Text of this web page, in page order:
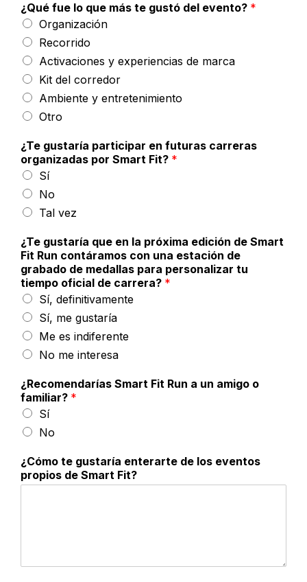
¿Qué fue lo que más te gustó del evento? *
Organización
Recorrido
Activaciones y experiencias de marca
Kit del corredor
Ambiente y entretenimiento
Otro
¿Te gustaría participar en futuras carreras
organizadas por Smart Fit? *
Sí
No
Tal vez
¿Te gustaría que en la próxima edición de Smart
Fit Run contáramos con una estación de
grabado de medallas para personalizar tu
tiempo oficial de carrera? *
Sí, definitivamente
Sí, me gustaría
Me es indiferente
No me interesa
¿Recomendarías Smart Fit Run a un amigo o
familiar? *
Sí
No
¿Cómo te gustaría enterarte de los eventos
propios de Smart Fit?